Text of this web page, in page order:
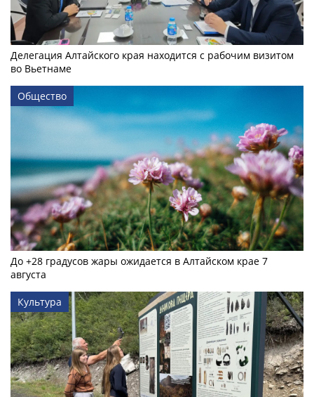
Делегация Алтайского края находится с рабочим визитом
во Вьетнаме
Общество
До +28 градусов жары ожидается в Алтайском крае 7
августа
Культура